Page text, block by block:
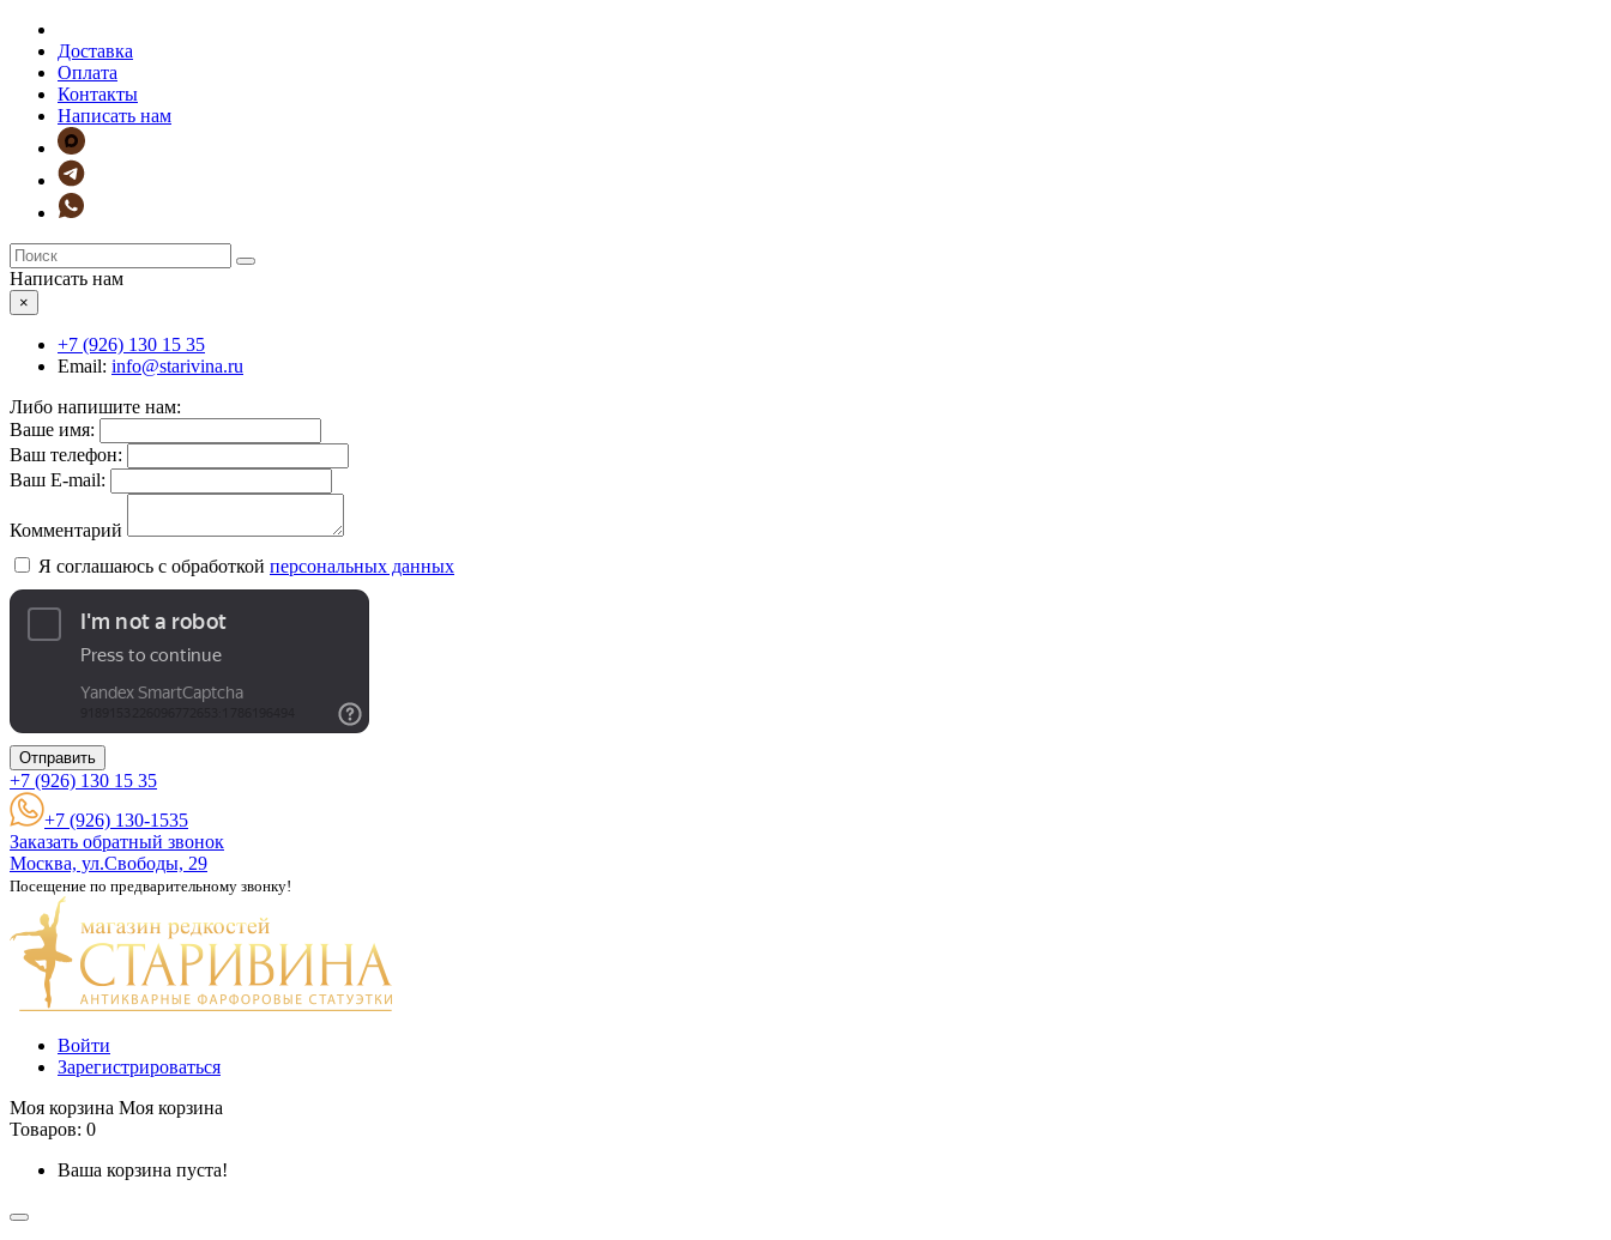
Доставка
Оплата
Контакты
Написать нам
Написать нам
×
+7 (926) 130 15 35
Email: info@starivina.ru
Либо напишите нам:
Ваше имя:
Ваш телефон:
Ваш E-mail:
Комментарий
Я соглашаюсь с обработкой персональных данных
Отправить
+7 (926) 130 15 35
+7 (926) 130-1535
Заказать обратный звонок
Москва, ул.Свободы, 29
Посещение по предварительному звонку!
Войти
Зарегистрироваться
Моя корзина Моя корзина
Товаров: 0
Ваша корзина пуста!